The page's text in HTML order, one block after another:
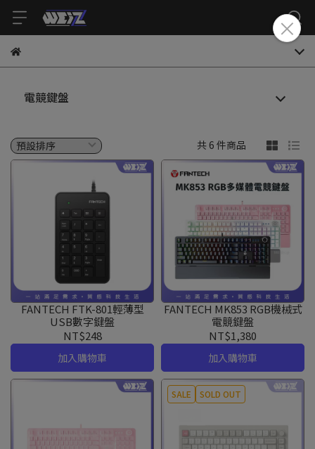
電競鍵盤
共 6 件商品
FANTECH FTK-801輕薄型
USB數字鍵盤
NT$248
加入購物車
FANTECH MK853 RGB機械式
電競鍵盤
NT$1,380
加入購物車
SALE SOLD OUT